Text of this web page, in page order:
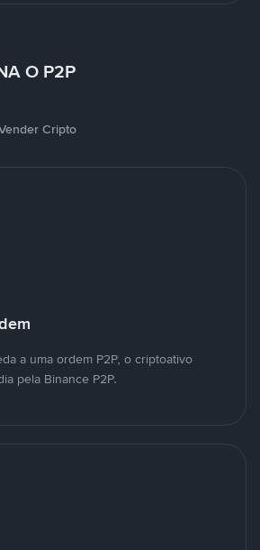
O P2P
Cripto
a uma ordem P2P, o criptoativo
pela Binance P2P.